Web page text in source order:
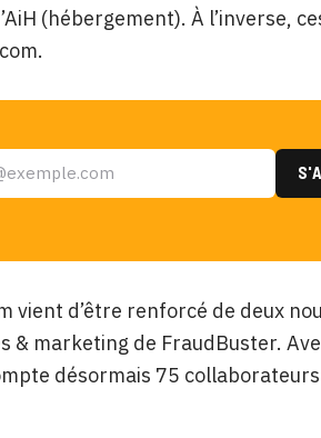
(hébergement). À l’inverse,
vient d’être renforcé de deux
& marketing de FraudBuster.
désormais 75